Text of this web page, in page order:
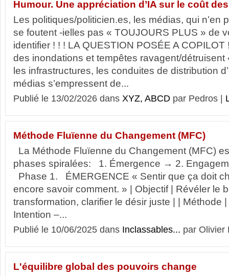
Humour. Une appréciation d’IA sur le coût
Les politiques/politicien.es, les médias, qui n’en
se foutent -ielles pas « TOUJOURS PLUS » de
identifier ! ! ! LA QUESTION POSÉE A
des inondations et tempêtes ravagent/détruisent
les infrastructures, les conduites de distribution
médias s’empressent de...
Publié le 13/02/2026 dans XYZ, ABCD par Pedros |
Méthode Fluïenne du Changement (MFC)
La Méthode Fluïenne du Changement (MFC)
phases spiralées: 1. Émergence → 2.
Phase 1. ÉMERGENCE « Sentir que ça doit
encore savoir comment. » | Objectif | Révéler le
transformation, clarifier le désir juste | | Méthode
Intention –...
Publié le 10/06/2025 dans Inclassables... par
L'équilibre global des pouvoirs change